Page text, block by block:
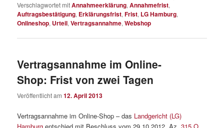
Verschlagwortet mitAnnahmeerklärung,Annahmefrist,
Auftragsbestätigung, Erklärungsfrist,Frist, LG Hamburg,
Onlineshop, Urteil,Vertragsannahme,Webshop
Vertragsannahme im Online-
Shop: Frist von zwei Tagen
Veröffentlicht am12. April 2013
Vertragsannahme im Online-Shop – das Landgericht (LG)
Hamburg entschied mit Beschluss vom 29.10.2012, Az.315 O